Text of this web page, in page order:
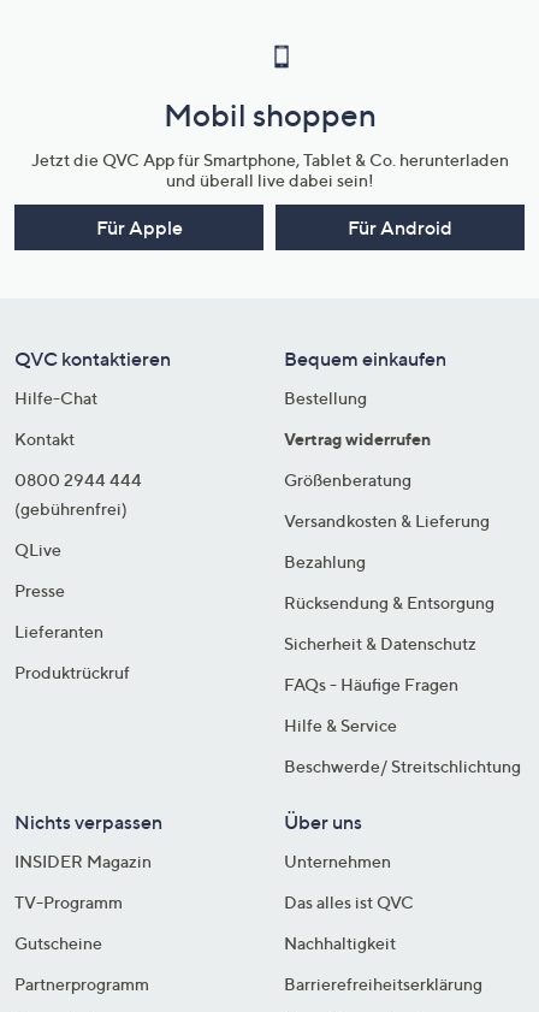
Mobil shoppen
Jetzt die QVC App für Smartphone, Tablet & Co. herunterladen
und überall live dabei sein!
Für Apple Für Android
QVC kontaktieren
Hilfe-Chat
Kontakt
0800 2944 444
(gebührenfrei)
QLive
Presse
Lieferanten
Produktrückruf
Bequem einkaufen
Bestellung
Vertrag widerrufen
Größenberatung
Versandkosten & Lieferung
Bezahlung
Rücksendung & Entsorgung
Sicherheit & Datenschutz
FAQs - Häufige Fragen
Hilfe & Service
Beschwerde/ Streitschlichtung
Nichts verpassen
INSIDER Magazin
TV-Programm
Gutscheine
Partnerprogramm
Über uns
Unternehmen
Das alles ist QVC
Nachhaltigkeit
Barrierefreiheitserklärung